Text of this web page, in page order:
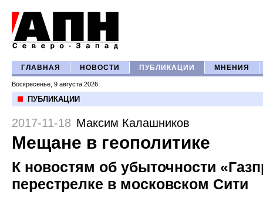
ГЛАВНАЯ НОВОСТИ ПУБЛИКАЦИИ МНЕНИЯ
Воскресенье, 9 августа 2026
ПУБЛИКАЦИИ
2017-11-18 Максим Калашников
Мещане в геополитике
К новостям об убыточности
перестрелке в московском Сити